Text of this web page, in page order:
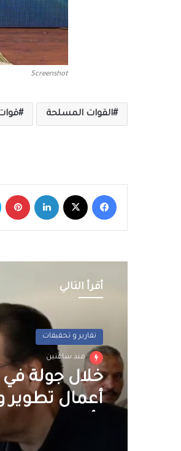
Screenshot
القوات المسلحة
فيسبوك لينكدإن
أقرأ التالي
عربي و دولي
منذ ساعتين
مصر تنعي
القاهرة:
حافلة بالعطاء